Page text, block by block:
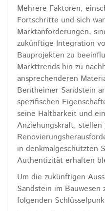
Mehrere Faktoren,
Fortschritte und sich
Marktanforderungen,
zukünftige Integration
Bauprojekten zu
Markttrends hin zu
ansprechenderen
Bentheimer Sandstein
spezifischen
seine Haltbarkeit und
Anziehungskraft, stellen
in denkmalgeschützten
Authentizität erhalten
Um die zukünftigen
Sandstein im
folgenden